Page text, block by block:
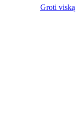
Groti viską